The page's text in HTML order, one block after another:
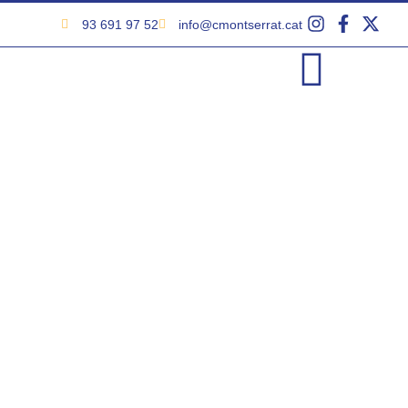
93 691 97 52 info@cmontserrat.cat